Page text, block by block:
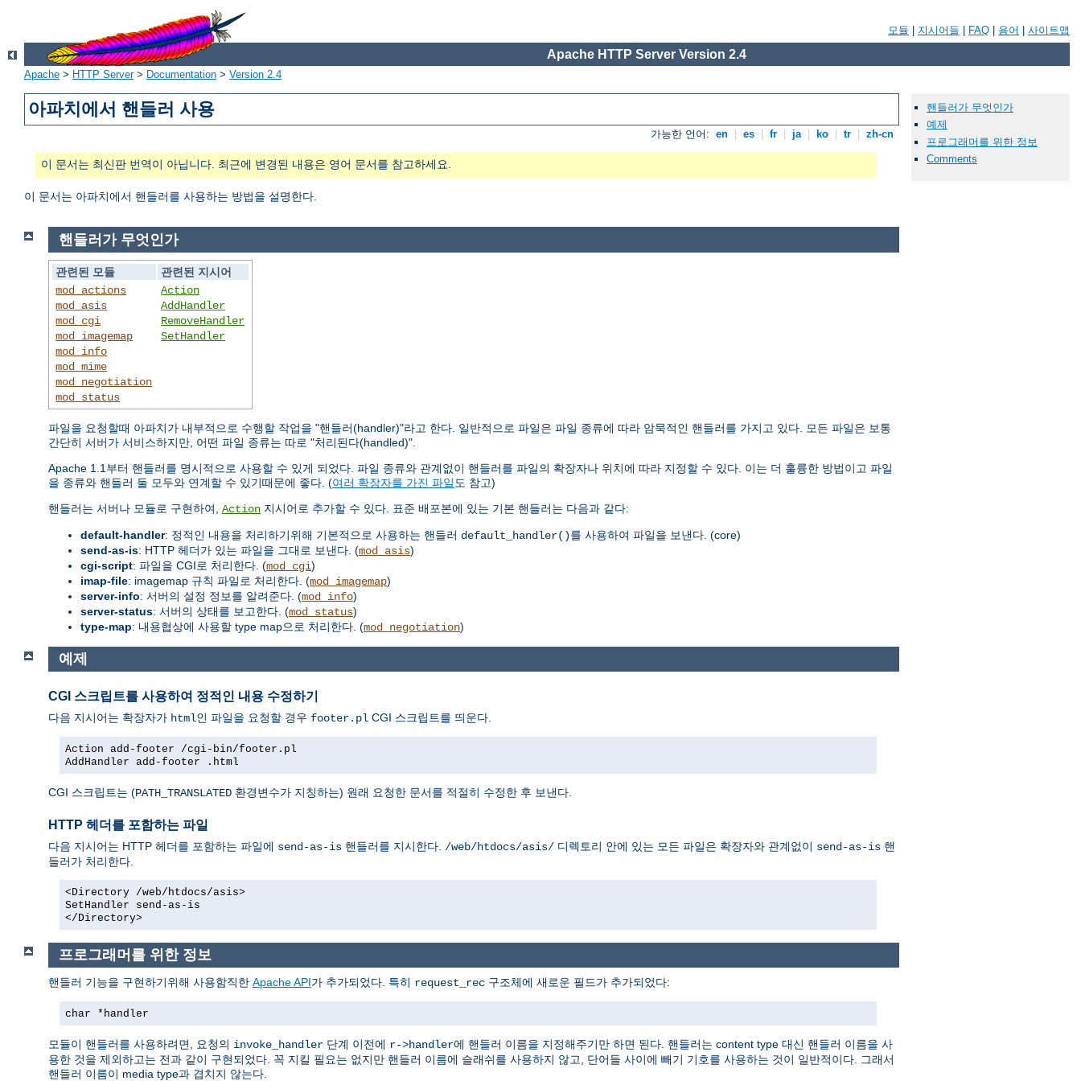
모듈 지시어들 FAQ 용어 사이트맵
Apache HTTP Server Version 2.4
Apache > HTTP Server> Documentation > Version 2.4
아파치에서 핸들러 사용
가능한 언어: en es fr ja ko tr zh-cn
이 문서는 최신판 번역이 아닙니다. 최근에 변경된 내용은 영어 문서를 참고하세요.
이 문서는 아파치에서 핸들러를 사용하는 방법을 설명한다.
핸들러가 무엇인가
예제
프로그래머를 위한 정보
Comments
핸들러가 무엇인가
관련된 모듈
관련된 지시어
mod_actions
mod_asis
mod_cgi
mod_imagemap
mod_info
mod_mime
mod_negotiation
mod_status
Action
AddHandler
RemoveHandler
SetHandler
파일을 요청할때 아파치가 내부적으로 수행할 작업을 "핸들러(handler)"라고 한다. 일반적으로 파일은 파일 종류에 따라 암묵적인 핸들러를 가지고 있다. 모든 파일은 보통
간단히 서버가 서비스하지만, 어떤 파일 종류는 따로 "처리된다(handled)".
Apache 1.1부터 핸들러를 명시적으로 사용할 수 있게 되었다. 파일 종류와 관계없이 핸들러를 파일의 확장자나 위치에 따라 지정할 수 있다. 이는 더 훌륭한 방법이고 파일
을 종류와 핸들러 둘 모두와 연계할 수 있기때문에 좋다. (여러 확장자를 가진 파일 도 참고)
핸들러는 서버나 모듈로 구현하여, Action 지시어로 추가할 수 있다. 표준 배포본에 있는 기본 핸들러는 다음과 같다:
default-handler: 정적인 내용을 처리하기위해 기본적으로 사용하는 핸들러 default_handler()를 사용하여 파일을 보낸다. (core)
send-as-is: HTTP 헤더가 있는 파일을 그대로 보낸다. (mod_asis)
cgi-script: 파일을 CGI로 처리한다. (mod_cgi)
imap-file: imagemap 규칙 파일로 처리한다. (mod_imagemap)
server-info: 서버의 설정 정보를 알려준다. (mod_info)
server-status: 서버의 상태를 보고한다. (mod_status)
type-map: 내용협상에 사용할 type map으로 처리한다. (mod_negotiation)
예제
CGI 스크립트를 사용하여 정적인 내용 수정하기
다음 지시어는 확장자가 html인 파일을 요청할 경우 footer.pl CGI 스크립트를 띄운다.
Action add-footer /cgi-bin/footer.pl
AddHandler add-footer .html
CGI 스크립트는 (PATH_TRANSLATED 환경변수가 지칭하는) 원래 요청한 문서를 적절히 수정한 후 보낸다.
HTTP 헤더를 포함하는 파일
다음 지시어는 HTTP 헤더를 포함하는 파일에 send-as-is 핸들러를 지시한다. /web/htdocs/asis/ 디렉토리 안에 있는 모든 파일은 확장자와 관계없이 send-as-is 핸
들러가 처리한다.
<Directory /web/htdocs/asis>
SetHandler send-as-is
</Directory>
프로그래머를 위한 정보
핸들러 기능을 구현하기위해 사용함직한 Apache API가 추가되었다. 특히 request_rec 구조체에 새로운 필드가 추가되었다:
char *handler
모듈이 핸들러를 사용하려면, 요청의 invoke_handler 단계 이전에 r->handler에 핸들러 이름을 지정해주기만 하면 된다. 핸들러는 content type 대신 핸들러 이름을 사
용한 것을 제외하고는 전과 같이 구현되었다. 꼭 지킬 필요는 없지만 핸들러 이름에 슬래쉬를 사용하지 않고, 단어들 사이에 빼기 기호를 사용하는 것이 일반적이다. 그래서
핸들러 이름이 media type과 겹치지 않는다.